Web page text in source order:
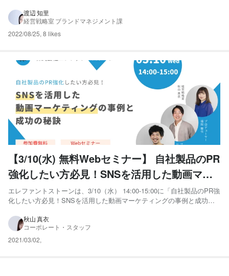
ます！ 皆さんはどんなクリエイターになりたいですか？ そのためにど
んな企業で働きたいですか？ 2021年度から新卒採用を...
渡辺 知里
経営戦略室 ブランドマネジメント課
2022/08/25, 8 likes
【3/10(水) 無料Webセミナー】 自社製品のPR
強化したい方必見！SNSを活用した動画マー
ケティングの事例と成功の秘訣
エレファントストーンは、3/10（水） 14:00-15:00に「自社製品のPR強
化したい方必見！SNSを活用した動画マーケティングの事例と成功の
ミナーでは、来春へ向けて自社製品のPRを強化していきたい、SNSを
使っていきたいがどうすればいいか分...
秋山 真衣
コーポレート・スタッフ
2021/03/02,